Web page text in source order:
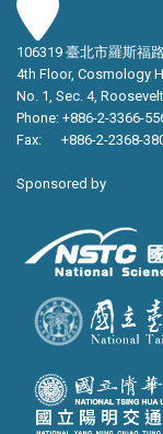
106319 臺北市羅斯福
4th Floor, Cosmology
No. 1, Sec. 4,
Phone: +886-2-3366-
Fax: +886-2-2368-
Sponsored by